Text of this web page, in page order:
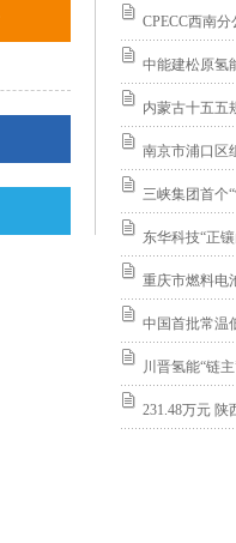
CPECC西南
中能建松原氢
内蒙古十五五
南京市浦口区
三峡集团首个
东华科技“正
重庆市燃料电
中国首批常温
川晋氢能“链
231.48万元